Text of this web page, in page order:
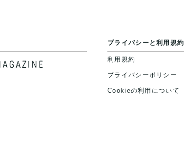
プライバシーと利用規約
利用規約
プライバシーポリシー
Cookieの利用について